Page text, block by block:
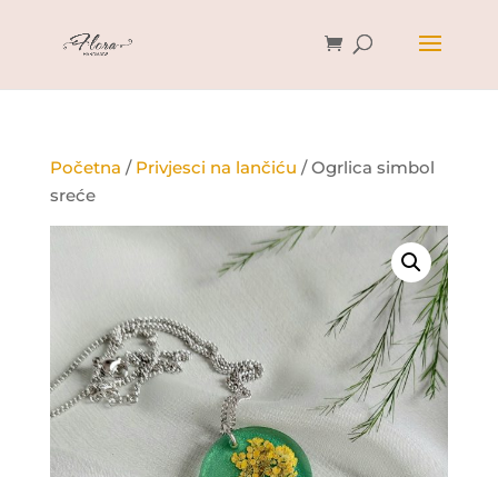
Početna / Privjesci na lančiću / Ogrlica simbol
sreće